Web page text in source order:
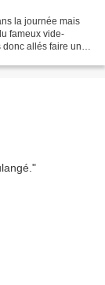
la journée mais
fameux vide-
allés faire un